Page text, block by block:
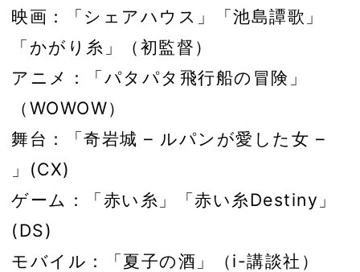
映画：「シェアハウス」「池島譚歌」
「かがり糸」（初監督）
アニメ：「パタパタ飛行船の冒険」
（WOWOW）
舞台：「奇岩城 – ルパンが愛した女 –
」(CX)
ゲーム：「赤い糸」「赤い糸Destiny」
(DS)
モバイル：「夏子の酒」（i-講談社）